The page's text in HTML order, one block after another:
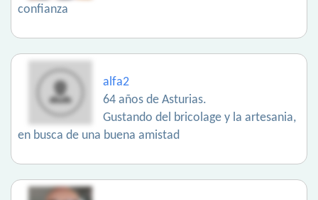
confianza
alfa2
64 años de Asturias.
Gustando del bricolage y la artesania,
en busca de una buena amistad